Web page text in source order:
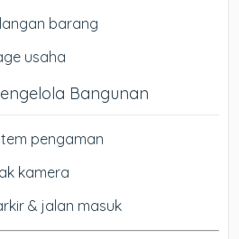
barang
usaha
Bangunan
pengaman
kamera
& jalan masuk